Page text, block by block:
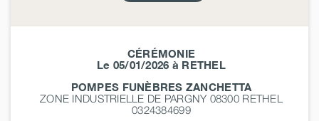
CÉRÉMONIE
Le 05/01/2026 à RETHEL
POMPES FUNÈBRES ZANCHETTA
ZONE INDUSTRIELLE DE PARGNY 08300 RETHEL
0324384699